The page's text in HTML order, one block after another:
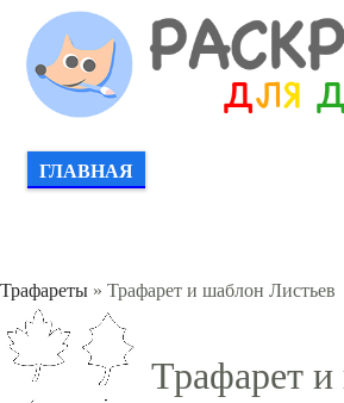
ГЛАВНАЯ
Трафареты » Трафарет и шаблон Листьев
Трафарет